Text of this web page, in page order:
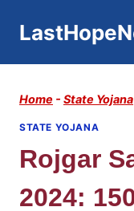
Home - State Yojana
STATE YOJANA
Rojgar
2024: